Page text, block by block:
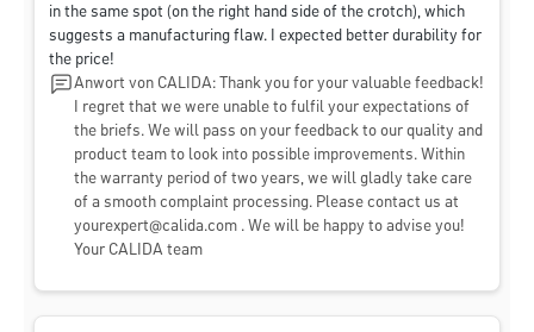
in the same spot (on the right hand side of the crotch), which
suggests a manufacturing flaw. I expected better durability for
the price!
Anwort von CALIDA: Thank you for your valuable feedback!
I regret that we were unable to fulfil your expectations of
the briefs. We will pass on your feedback to our quality and
product team to look into possible improvements. Within
the warranty period of two years, we will gladly take care
of a smooth complaint processing. Please contact us at
yourexpert@calida.com . We will be happy to advise you!
Your CALIDA team